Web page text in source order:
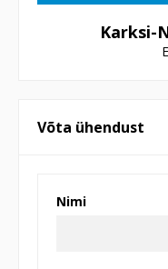
Karksi-
Võta ühendust
Nimi